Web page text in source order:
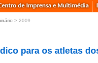
> 2009
para os atletas